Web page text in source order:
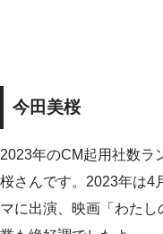
今田美桜
2023年のCM起用社数ラ
桜さんです。2023年は4
マに出演、映画「わた